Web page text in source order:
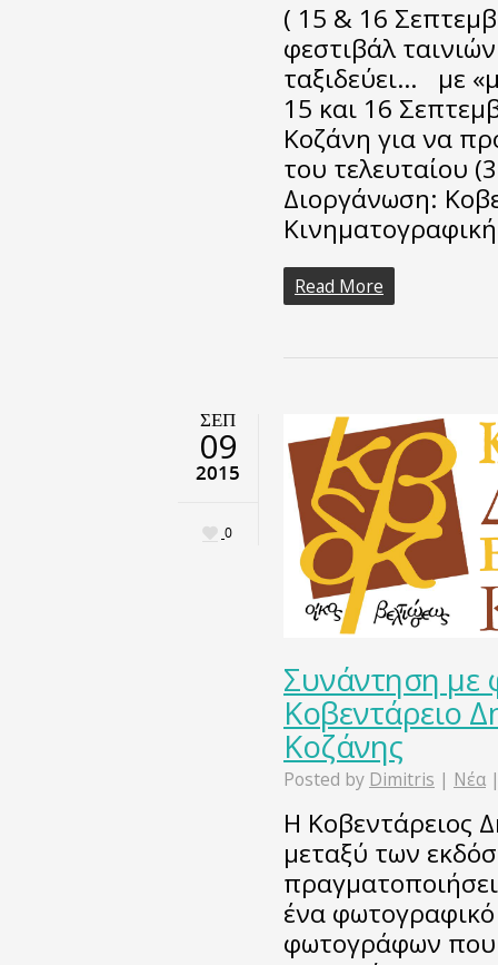
( 15 & 16
φεστιβάλ
ταξιδεύει… με
15 και 16
Κοζάνη για να
του τελευταίου
Διοργάνωση:
Read More
ΣΕΠ
09
2015
0
Συνάντηση
Κοβεντάρειο
Κοζάνης
Posted by Dimitris | Νέα
Η Κοβεντάρειος
μεταξύ των
ένα
φωτογράφων που